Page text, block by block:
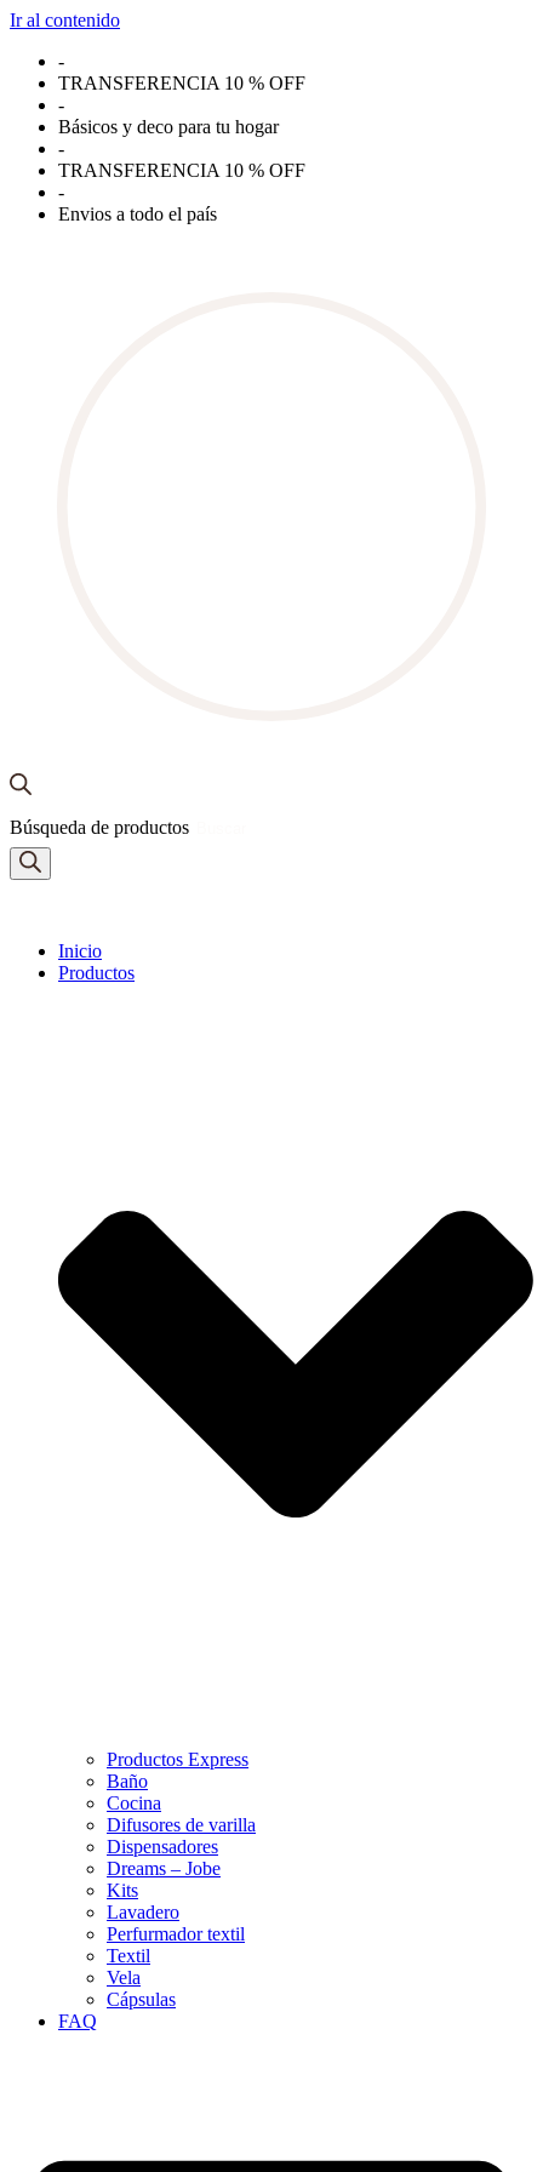
Ir al contenido
-
TRANSFERENCIA 10 % OFF
-
Básicos y deco para tu hogar
-
TRANSFERENCIA 10 % OFF
-
Envios a todo el país
Búsqueda de productos
Inicio
Productos
Productos Express
Baño
Cocina
Difusores de varilla
Dispensadores
Dreams – Jobe
Kits
Lavadero
Perfurmador textil
Textil
Vela
Cápsulas
FAQ